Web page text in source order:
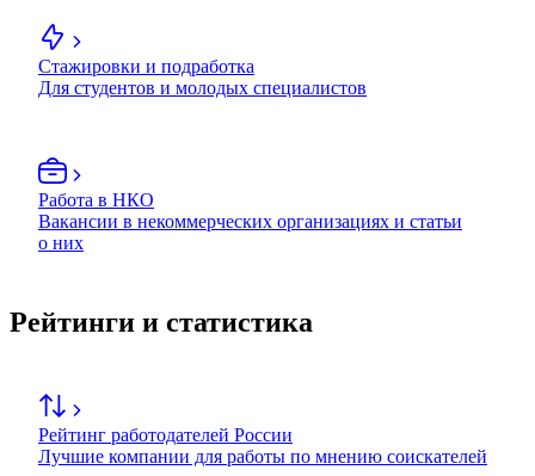
Стажировки и подработка
Для студентов и молодых специалистов
Работа в НКО
Вакансии в некоммерческих организациях и статьи
о них
Рейтинги и статистика
Рейтинг работодателей России
Лучшие компании для работы по мнению соискателей